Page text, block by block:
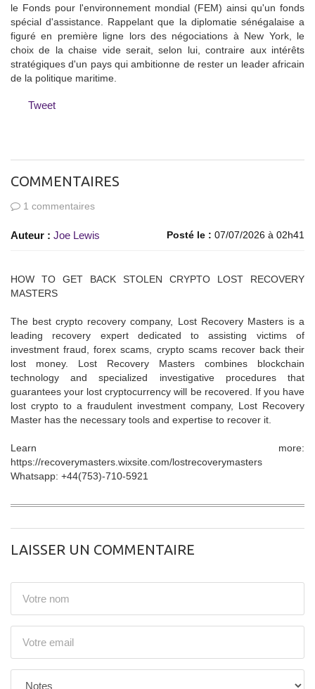
le Fonds pour l'environnement mondial (FEM) ainsi qu'un fonds
spécial d'assistance. Rappelant que la diplomatie sénégalaise a
figuré en première ligne lors des négociations à New York, le
choix de la chaise vide serait, selon lui, contraire aux intérêts
stratégiques d'un pays qui ambitionne de rester un leader africain
de la politique maritime.
Tweet
COMMENTAIRES
1 commentaires
Auteur : Joe Lewis Posté le : 07/07/2026 à 02h41
HOW TO GET BACK STOLEN CRYPTO LOST RECOVERY
MASTERS
The best crypto recovery company, Lost Recovery Masters is a
leading recovery expert dedicated to assisting victims of
investment fraud, forex scams, crypto scams recover back their
lost money. Lost Recovery Masters combines blockchain
technology and specialized investigative procedures that
guarantees your lost cryptocurrency will be recovered. If you have
lost crypto to a fraudulent investment company, Lost Recovery
Master has the necessary tools and expertise to recover it.
Learn more:
https://recoverymasters.wixsite.com/lostrecoverymasters
Whatsapp: +44(753)-710-5921
LAISSER UN COMMENTAIRE